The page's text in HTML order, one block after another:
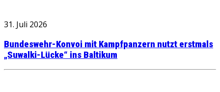
31. Juli 2026
Bundeswehr-Konvoi mit Kampfpanzern nutzt erstmals
„Suwalki-Lücke“ ins Baltikum